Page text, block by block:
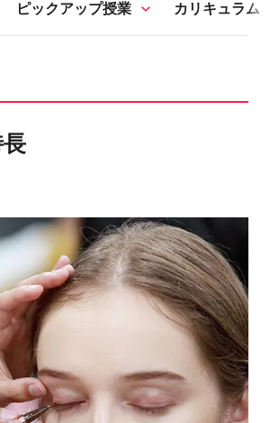
ピックアップ授業 カリキュラム